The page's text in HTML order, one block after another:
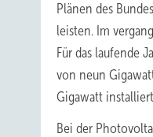
Plänen des
leisten. Im
Für das laufende
von neun
Gigawatt
Bei der